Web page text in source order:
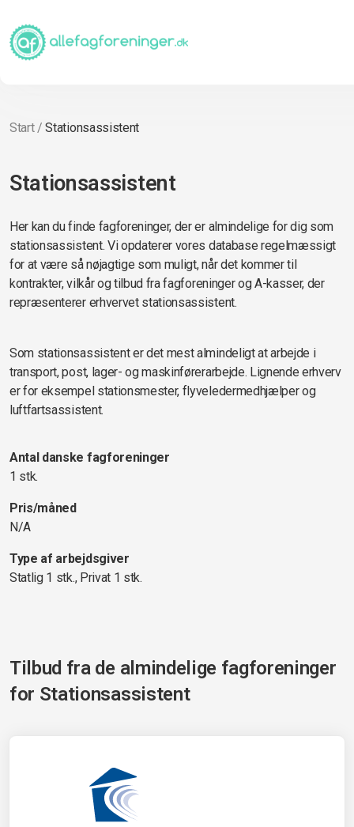
Start/Stationsassistent
Stationsassistent
Her kan du finde fagforeninger, der er almindelige for dig som
stationsassistent. Vi opdaterer vores database regelmæssigt
for at være så nøjagtige som muligt, når det kommer til
kontrakter, vilkår og tilbud fra fagforeninger og A-kasser, der
repræsenterer erhvervet stationsassistent.
Som stationsassistent er det mest almindeligt at arbejde i
transport, post, lager- og maskinførerarbejde. Lignende erhverv
er for eksempel stationsmester, flyveledermedhjælper og
luftfartsassistent.
Antal danske fagforeninger
1 stk.
Pris/måned
N/A
Type af arbejdsgiver
Statlig 1 stk., Privat 1 stk.
Tilbud fra de almindelige fagforeninger
for Stationsassistent